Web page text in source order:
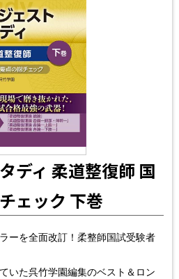
ディ 柔道整復師 国
ェック 下巻
ーを全面改訂！柔整師国試受験者
いた呉竹学園編集のベスト＆ロン